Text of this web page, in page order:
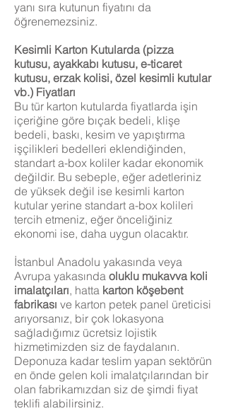
yanı sıra kutunun fiyatını da
öğrenemezsiniz.
Kesimli Karton Kutularda (pizza
kutusu, ayakkabı kutusu, e-ticaret
kutusu, erzak kolisi, özel kesimli kutular
vb.) Fiyatları
Bu tür karton kutularda fiyatlarda işin
içeriğine göre bıçak bedeli, klişe
bedeli, baskı, kesim ve yapıştırma
işçilikleri bedelleri eklendiğinden,
standart a-box koliler kadar ekonomik
değildir. Bu sebeple, eğer adetleriniz
de yüksek değil ise kesimli karton
kutular yerine standart a-box kolileri
tercih etmeniz, eğer önceliğiniz
ekonomi ise, daha uygun olacaktır.
İstanbul Anadolu yakasında veya
Avrupa yakasında oluklu mukavva koli
imalatçıları, hatta karton köşebent
fabrikası ve karton petek panel üreticisi
arıyorsanız, bir çok lokasyona
sağladığımız ücretsiz lojistik
hizmetimizden siz de faydalanın.
Deponuza kadar teslim yapan sektörün
en önde gelen koli imalatçılarından bir
olan fabrikamızdan siz de şimdi fiyat
teklifi alabilirsiniz.